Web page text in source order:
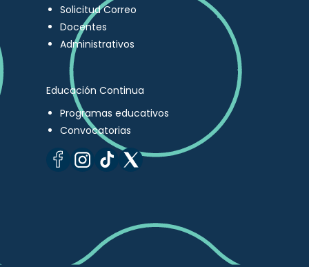
Solicitud Correo
Docentes
Administrativos
Educación Continua
Programas educativos
Convocatorias